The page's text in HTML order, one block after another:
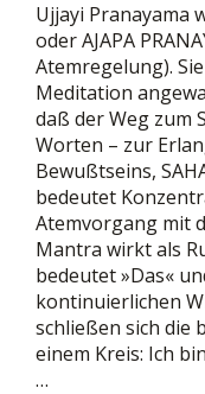
Ujjayi Pranayama
oder AJAPA
Atemregelung).
Meditation
daß der Weg zum
Worten – zur
Bewußtseins,
bedeutet
Atemvorgang mit
Mantra wirkt als
bedeutet »Das«
kontinuierlichen
schließen sich die
einem Kreis: Ich
…